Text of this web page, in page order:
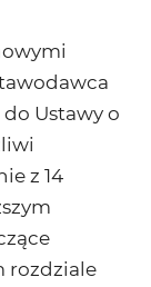
Ustawy o
z 14
rozdziale